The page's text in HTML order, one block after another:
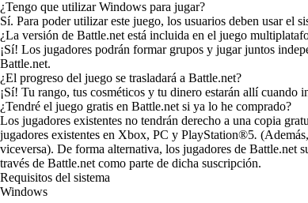
¿Tengo que utilizar Windows para jugar?
Sí. Para poder utilizar este juego, los usuarios deben usar el
¿La versión de Battle.net está incluida en el juego
¡Sí! Los jugadores podrán formar grupos y jugar juntos
Battle.net.
¿El progreso del juego se trasladará a Battle.net?
¡Sí! Tu rango, tus cosméticos y tu dinero estarán allí
¿Tendré el juego gratis en Battle.net si ya lo he comprado?
Los jugadores existentes no tendrán derecho a una copia
jugadores existentes en Xbox, PC y PlayStation®5. (Además,
viceversa). De forma alternativa, los jugadores de Battle.net
través de Battle.net como parte de dicha suscripción.
Requisitos del sistema
Windows